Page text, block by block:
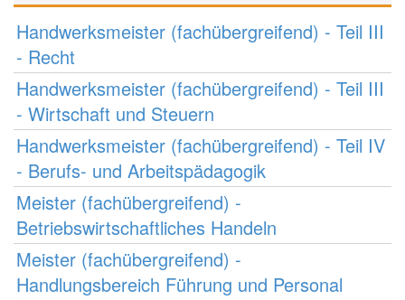
Handwerksmeister (fachübergreifend) - Teil III
- Recht
Handwerksmeister (fachübergreifend) - Teil III
- Wirtschaft und Steuern
Handwerksmeister (fachübergreifend) - Teil IV
- Berufs- und Arbeitspädagogik
Meister (fachübergreifend) -
Betriebswirtschaftliches Handeln
Meister (fachübergreifend) -
Handlungsbereich Führung und Personal